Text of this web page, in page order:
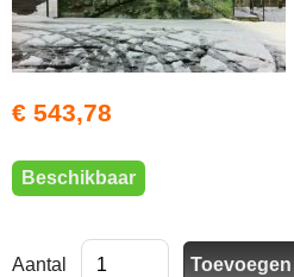
€ 543,78
Beschikbaar
Aantal